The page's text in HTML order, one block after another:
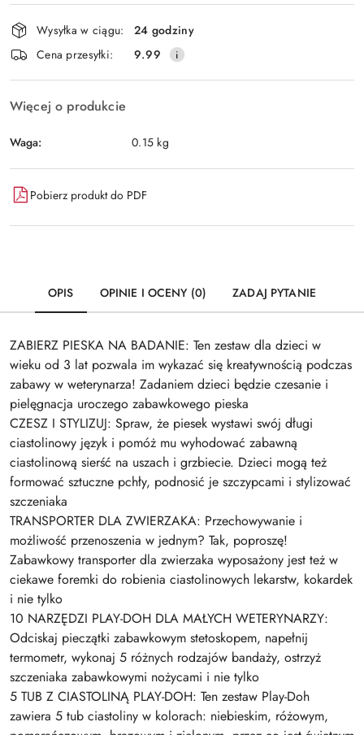
Wyślij
Dostępność
i
dostawa
Wysyłka w ciągu:
24 godziny
Cena przesyłki:
9.99
Więcej o produkcie
Waga: 0.15 kg
Pobierz produkt do PDF
OPIS OPINIE I OCENY (0) ZADAJ PYTANIE
ZABIERZ PIESKA NA BADANIE: Ten zestaw dla dzieci w
wieku od 3 lat pozwala im wykazać się kreatywnością podczas
zabawy w weterynarza! Zadaniem dzieci będzie czesanie i
pielęgnacja uroczego zabawkowego pieska
CZESZ I STYLIZUJ: Spraw, że piesek wystawi swój długi
ciastolinowy język i pomóż mu wyhodować zabawną
ciastolinową sierść na uszach i grzbiecie. Dzieci mogą też
formować sztuczne pchły, podnosić je szczypcami i stylizować
szczeniaka
TRANSPORTER DLA ZWIERZAKA: Przechowywanie i
możliwość przenoszenia w jednym? Tak, poproszę!
Zabawkowy transporter dla zwierzaka wyposażony jest też w
ciekawe foremki do robienia ciastolinowych lekarstw, kokardek
i nie tylko
10 NARZĘDZI PLAY-DOH DLA MAŁYCH WETERYNARZY:
Odciskaj pieczątki zabawkowym stetoskopem, napełnij
termometr, wykonaj 5 różnych rodzajów bandaży, ostrzyż
szczeniaka zabawkowymi nożycami i nie tylko
5 TUB Z CIASTOLINĄ PLAY-DOH: Ten zestaw Play-Doh
zawiera 5 tub ciastoliny w kolorach: niebieskim, różowym,